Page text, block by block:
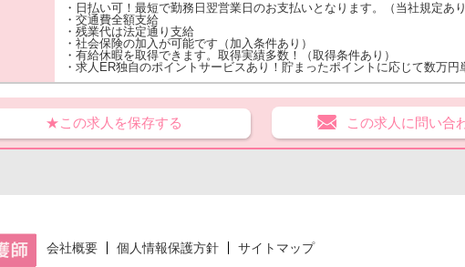
・日払い可！最短で勤務日翌営業日のお支払いとなります。（当社規定あ
・交通費全額支給
・残業代は法定通り支給
・社会保険の加入が可能です（加入条件あり）
・有給休暇を取得できます。取得実績多数！（取得条件あり）
・求人ER独自のポイントサービスあり！貯まったポイントに応じて数万
★この求人を保存する この求人に問い合
会社概要 個人情報保護方針 サイトマップ